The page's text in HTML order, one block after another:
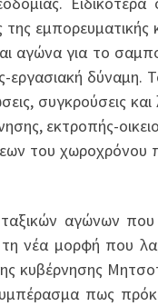
εμπορευματικής
αγώνα για το
δύναμη.
συγκρούσεις
εκτροπής-
του
αγώνων που
τη νέα μορφή που
κυβέρνησης
πως